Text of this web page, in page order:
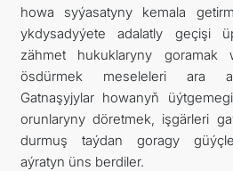
howa syýasatyny kemala
ykdysadyýete adalatly geçişi
zähmet hukuklaryny goramak
ösdürmek meseleleri ara
Gatnaşyjylar howanyň
orunlaryny döretmek, işgärleri
durmuş taýdan goragy
aýratyn üns berdiler.